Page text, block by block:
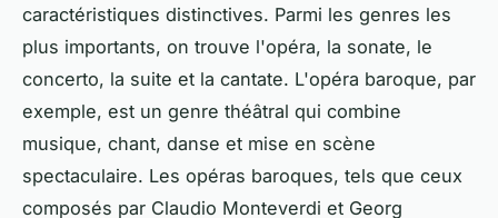
caractéristiques distinctives. Parmi les genres les
plus importants, on trouve l'opéra, la sonate, le
concerto, la suite et la cantate. L'opéra baroque, par
exemple, est un genre théâtral qui combine
musique, chant, danse et mise en scène
spectaculaire. Les opéras baroques, tels que ceux
composés par Claudio Monteverdi et Georg